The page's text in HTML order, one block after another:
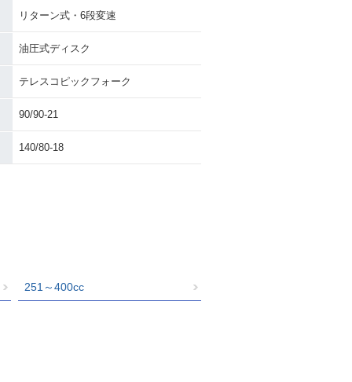
リターン式・6段変速
油圧式ディスク
テレスコピックフォーク
90/90-21
140/80-18
251～400cc